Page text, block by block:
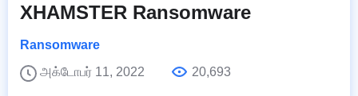
XHAMSTER Ransomware
Ransomware
அக்டோபர் 11, 2022
20,693